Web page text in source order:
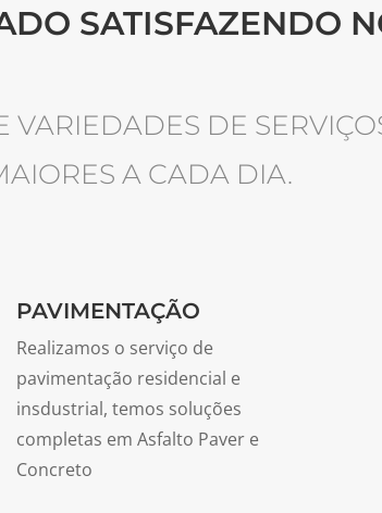
SATISFAZENDO
VARIEDADES DE
A CADA DIA.
PAVIMENTAÇÃO
Realizamos o serviço de
pavimentação residencial e
insdustrial, temos soluções
completas em Asfalto Paver e
Concreto